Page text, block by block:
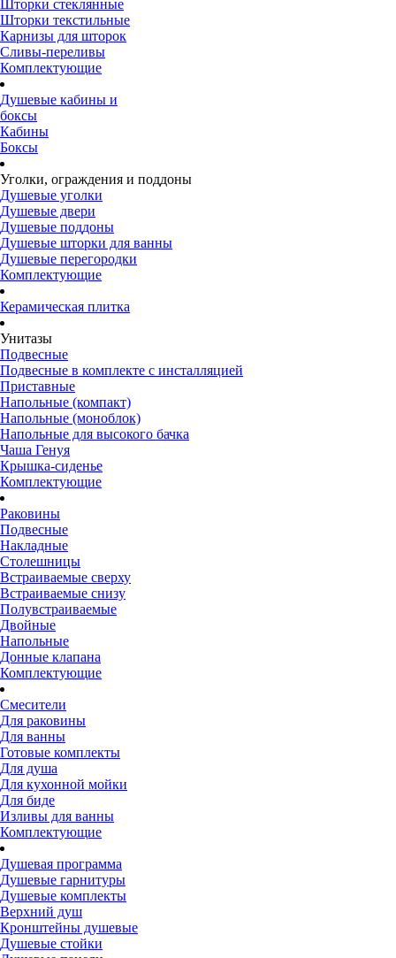
Шторки стеклянные
Шторки текстильные
Карнизы для шторок
Сливы-переливы
Комплектующие
Душевые кабины и
боксы
Кабины
Боксы
Уголки, ограждения и поддоны
Душевые уголки
Душевые двери
Душевые поддоны
Душевые шторки для ванны
Душевые перегородки
Комплектующие
Керамическая плитка
Унитазы
Подвесные
Подвесные в комплекте с инсталляцией
Приставные
Напольные (компакт)
Напольные (моноблок)
Напольные для высокого бачка
Чаша Генуя
Крышка-сиденье
Комплектующие
Раковины
Подвесные
Накладные
Столешницы
Встраиваемые сверху
Встраиваемые снизу
Полувстраиваемые
Двойные
Напольные
Донные клапана
Комплектующие
Смесители
Для раковины
Для ванны
Готовые комплекты
Для душа
Для кухонной мойки
Для биде
Изливы для ванны
Комплектующие
Душевая программа
Душевые гарнитуры
Душевые комплекты
Верхний душ
Кронштейны душевые
Душевые стойки